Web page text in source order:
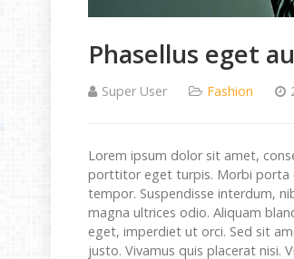
Phasellus eget
Super User Fashion
Lorem ipsum dolor sit amet,
porttitor eget turpis. Morbi porta
tempor. Suspendisse interdum,
magna ultrices odio. Aliquam
eget, imperdiet ut orci. Sed sit
justo. Vivamus quis placerat nisi.